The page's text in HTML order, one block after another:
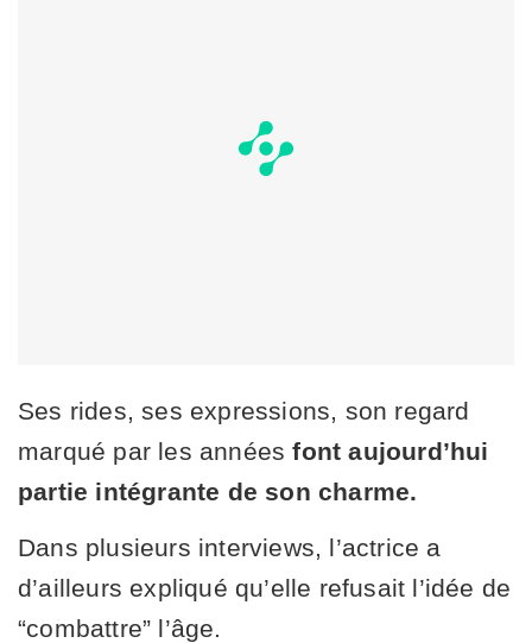
Ses rides, ses expressions, son regard
marqué par les années font aujourd’hui
partie intégrante de son charme.
Dans plusieurs interviews, l’actrice a
d’ailleurs expliqué qu’elle refusait l’idée de
“combattre” l’âge.